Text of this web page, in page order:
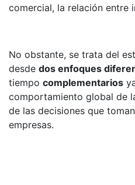
comercial, la relación entre
No obstante, se trata del
desde dos enfoques
tiempo complementarios
comportamiento global de
de las decisiones que
empresas.